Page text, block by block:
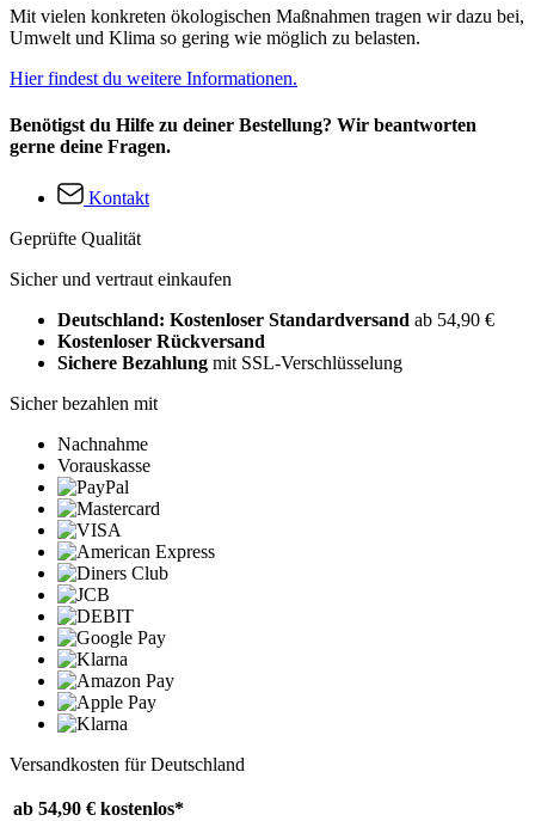
Mit vielen konkreten ökologischen Maßnahmen tragen wir dazu bei,
Umwelt und Klima so gering wie möglich zu belasten.
Hier findest du weitere Informationen.
Benötigst du Hilfe zu deiner Bestellung? Wir beantworten
gerne deine Fragen.
Kontakt
Geprüfte Qualität
Sicher und vertraut einkaufen
Deutschland: Kostenloser Standardversand ab 54,90 €
Kostenloser Rückversand
Sichere Bezahlung mit SSL-Verschlüsselung
Sicher bezahlen mit
Nachnahme
Vorauskasse
Versandkosten für Deutschland
ab 54,90 € kostenlos*